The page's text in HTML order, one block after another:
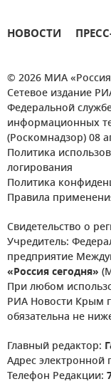
НОВОСТИ
© 2026 МИА «Россия
Сетевое издание
Федеральной
информационных
(Роскомнадзор) 08
Политика
логирования
Политика
Правила
Свидетельство о
Учредитель:
предприятие
«Россия сегодня»
При любом
РИА Новости Крым
обязательна не
Главный редактор:
Адрес электронной
Телефон Редакции: